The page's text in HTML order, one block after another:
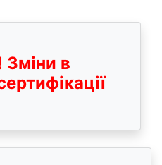
Зміни в